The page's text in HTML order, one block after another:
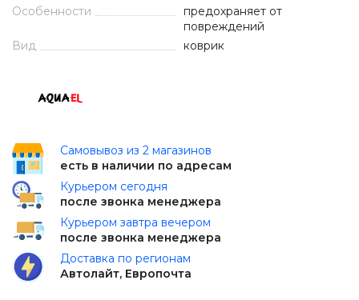
Особенности
предохраняет от
повреждений
Вид
коврик
Самовывоз из 2 магазинов
есть в наличии по адресам
Курьером сегодня
после звонка менеджера
Курьером завтра вечером
после звонка менеджера
Доставка по регионам
Автолайт, Европочта